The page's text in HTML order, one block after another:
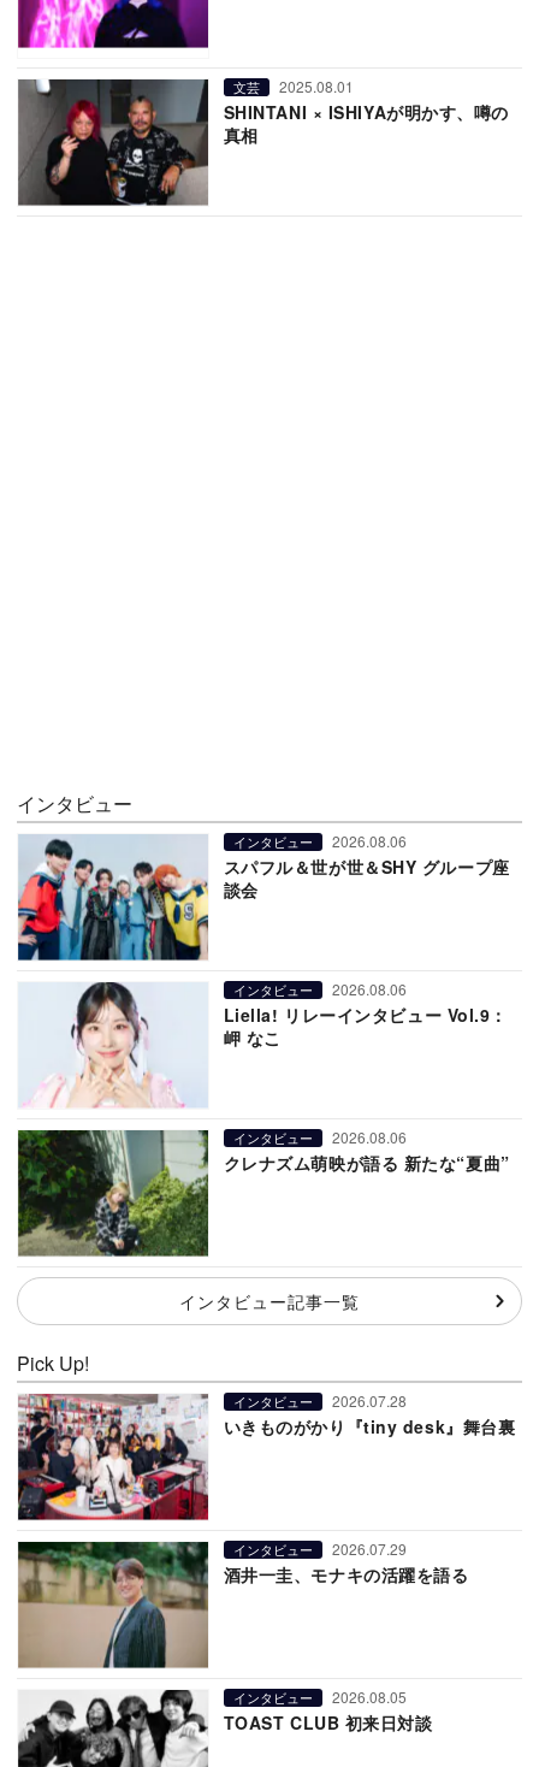
文芸 2025.08.01
SHINTANI × ISHIYAが明かす、噂の
真相
インタビュー
インタビュー 2026.08.06
スパフル＆世が世＆SHY グループ座
談会
インタビュー 2026.08.06
Liella! リレーインタビュー Vol.9：
岬 なこ
インタビュー 2026.08.06
クレナズム萌映が語る 新たな“夏曲”
インタビュー記事一覧
Pick Up!
インタビュー 2026.07.28
いきものがかり『tiny desk』舞台裏
インタビュー 2026.07.29
酒井一圭、モナキの活躍を語る
インタビュー 2026.08.05
TOAST CLUB 初来日対談